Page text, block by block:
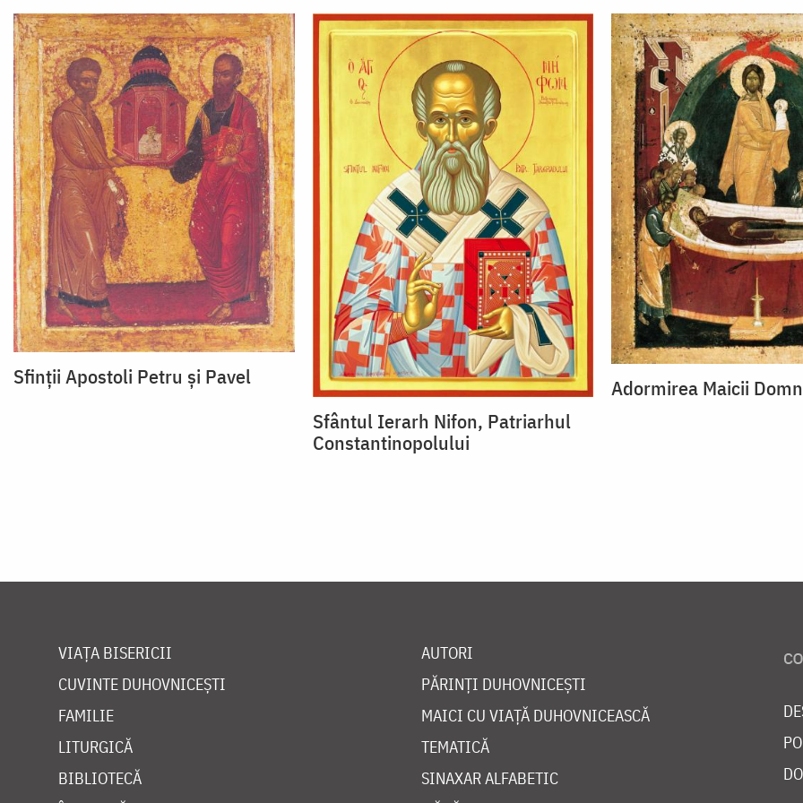
Sfinții Apostoli Petru și Pavel
Sfântul Ierarh Nifon, Patriarhul
Constantinopolului
Adormirea Maicii
VIAȚA BISERICII
CUVINTE DUHOVNICEȘTI
FAMILIE
LITURGICĂ
BIBLIOTECĂ
AUTORI
PĂRINȚI DUHOVNICEȘTI
MAICI CU VIAȚĂ DUHOVNICEASCĂ
TEMATICĂ
SINAXAR ALFABETIC